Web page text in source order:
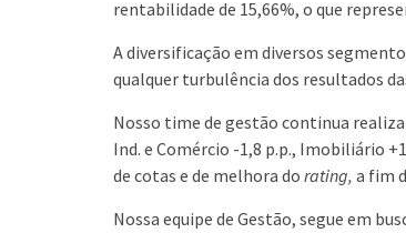
rentabilidade de 15,66%, o que
A diversificação em diversos
qualquer turbulência dos resultados
Nosso time de gestão continua
Ind. e Comércio -1,8 p.p., Imobiliário
de cotas e de melhora do rating, a fim
Nossa equipe de Gestão, segue em